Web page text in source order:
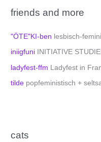
friends and more
"ÖTE"KI-ben lesbisch-
iniigfuni INITIATIVE
ladyfest-ffm Ladyfest in
tilde popfeministisch +
cats